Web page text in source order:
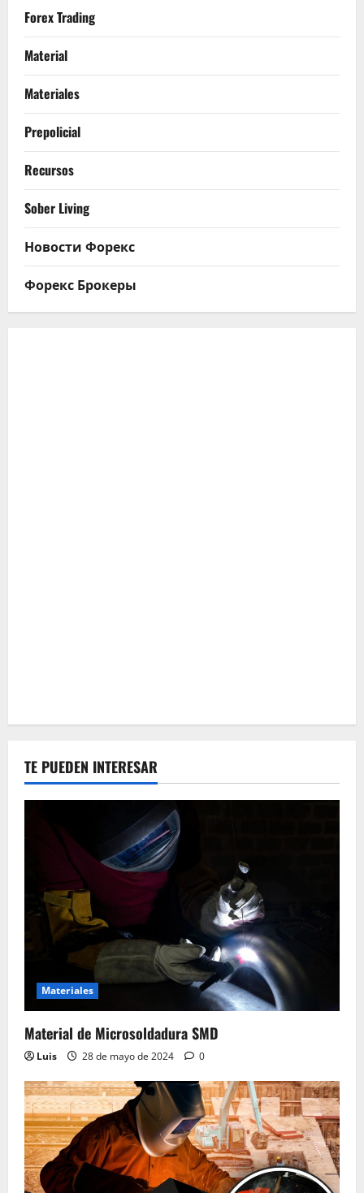
Forex Trading
Material
Materiales
Prepolicial
Recursos
Sober Living
Новости Форекс
Форекс Брокеры
TE PUEDEN INTERESAR
Materiales
Material de Microsoldadura SMD
Luis 28 de mayo de 2024 0